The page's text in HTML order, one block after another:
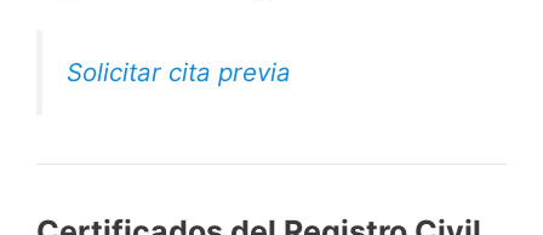
Solicitar cita previa